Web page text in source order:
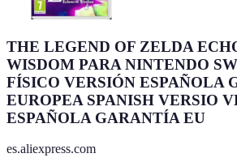
THE LEGEND OF ZELDA
WISDOM PARA NINTENDO
FÍSICO VERSIÓN ESPAÑOLA
EUROPEA SPANISH VERSIO
ESPAÑOLA GARANTÍA EU
es.aliexpress.com